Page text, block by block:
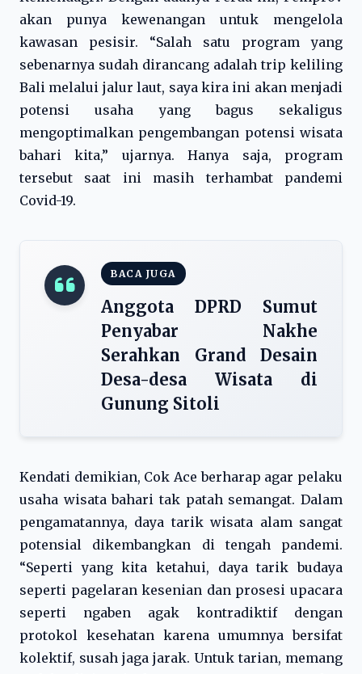
akan punya kewenangan untuk mengelola
kawasan pesisir. “Salah satu program yang
sebenarnya sudah dirancang adalah trip keliling
Bali melalui jalur laut, saya kira ini akan menjadi
potensi usaha yang bagus sekaligus
mengoptimalkan pengembangan potensi wisata
bahari kita,” ujarnya. Hanya saja, program
tersebut saat ini masih terhambat pandemi
Covid-19.
BACA JUGA
Anggota DPRD Sumut
Penyabar Nakhe
Serahkan Grand Desain
Desa-desa Wisata di
Gunung Sitoli
Kendati demikian, Cok Ace berharap agar pelaku
usaha wisata bahari tak patah semangat. Dalam
pengamatannya, daya tarik wisata alam sangat
potensial dikembangkan di tengah pandemi.
“Seperti yang kita ketahui, daya tarik budaya
seperti pagelaran kesenian dan prosesi upacara
seperti ngaben agak kontradiktif dengan
protokol kesehatan karena umumnya bersifat
kolektif, susah jaga jarak. Untuk tarian, memang